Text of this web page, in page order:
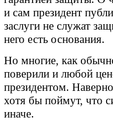
и сам президент
заслуги не служат
него есть основания.
Но многие, как
поверили и любой
президентом.
хотя бы поймут, что
иначе.